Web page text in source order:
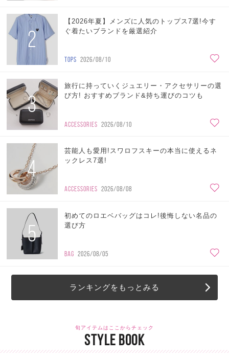
2
【2026年夏】メンズに人気のトップス7選!今す
ぐ着たいブランドを厳選紹介
TOPS 2026/08/10
3
旅行に持っていくジュエリー・アクセサリーの選
び方! おすすめブランド&持ち運びのコツも
ACCESSORIES 2026/08/10
4
芸能人も愛用!スワロフスキーの本当に使えるネ
ックレス7選!
ACCESSORIES 2026/08/08
5
初めてのロエベバッグはコレ!後悔しない名品の
選び方
BAG 2026/08/05
ランキングをもっとみる
旬アイテムはここからチェック
STYLE BOOK